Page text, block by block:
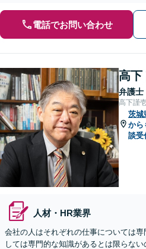
電話でお問い合わせ
高下
弁護士
高下謹
茨城
から
談受
人材・HR業界
会社の人はそれぞれの仕事については
しては専門的な知識があるとは限らな